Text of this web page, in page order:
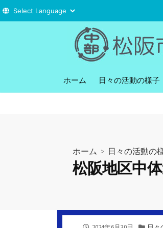
へ
ホーム 日々の活動の様子
ホーム > 日々の活動の
松阪地区中
公
カ